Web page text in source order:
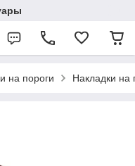
на пороги Накладки на